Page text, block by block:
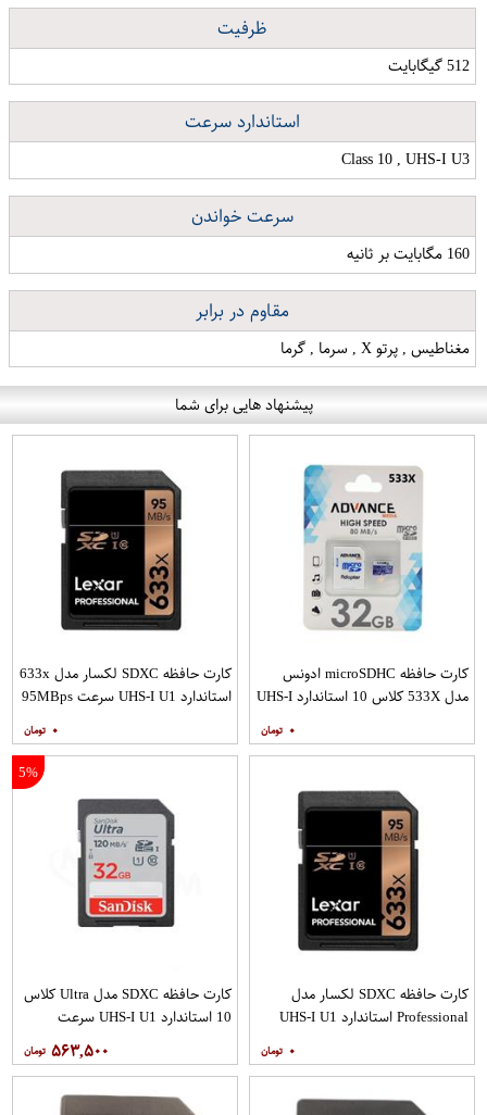
ظرفیت
512 گیگابایت
استاندارد سرعت
Class 10 , UHS-I U3
سرعت خواندن
160 مگابایت بر ثانیه
مقاوم در برابر
مغناطیس , پرتو X , سرما , گرما
پیشنهاد هایی برای شما
کارت حافظه microSDHC ادونس
مدل 533X کلاس 10 استاندارد UHS-I
U1 سرعت 80MBps به همراه آداپتور
SD
۰
کارت حافظه SDXC لکسار مدل 633x
استاندارد UHS-I U1 سرعت 95MBps
۰
کارت حافظه SDXC لکسار مدل
Professional استاندارد UHS-I U1
سرعت 95MBps 633X ظرفیت 256
گیگابایت
۰
5%
کارت حافظه SDXC مدل Ultra کلاس
10 استاندارد UHS-I U1 سرعت
۵۶۳,۵۰۰